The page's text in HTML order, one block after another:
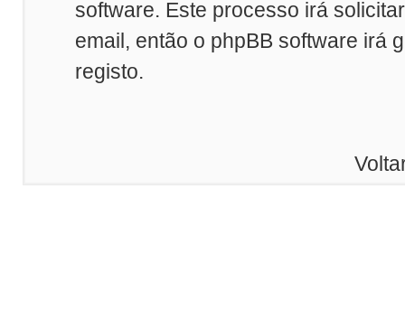
software. Este processo irá
email, então o phpBB software irá
registo.